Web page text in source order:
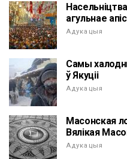
агульнае
Адукацыя
Самы
ў Якуціі
Адукацыя
Масонская
Вялікая
Адукацыя